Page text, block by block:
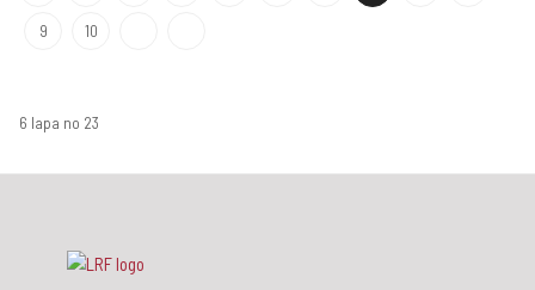
9 10
6 lapa no 23